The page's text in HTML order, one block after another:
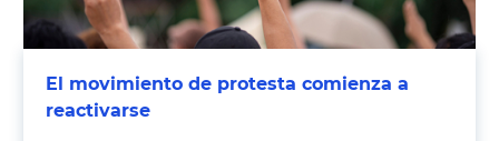
El movimiento de protesta comienza a
reactivarse